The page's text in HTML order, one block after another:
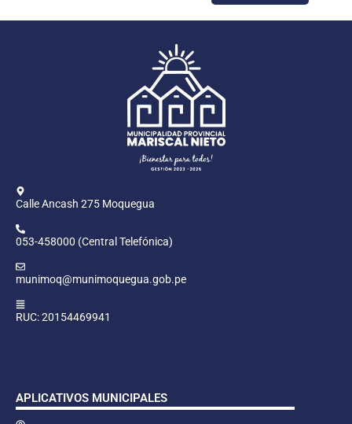
Calle Ancash 275 Moquegua
053-458000 (Central Telefónica)
munimoq@munimoquegua.gob.pe
RUC: 20154469941
APLICATIVOS MUNICIPALES